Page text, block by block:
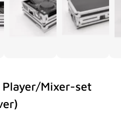
Mixer-set